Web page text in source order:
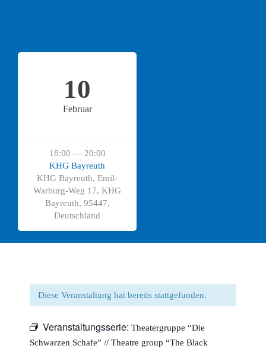
10
Februar
18:00 — 20:00
KHG Bayreuth
KHG Bayreuth, Emil-
Warburg-Weg 17, KHG
Bayreuth, 95447,
Deutschland
Diese Veranstaltung hat bereits stattgefunden.
Veranstaltungsserie: Theatergruppe “Die
Schwarzen Schafe” // Theatre group “The Black